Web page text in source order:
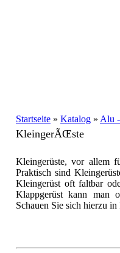
Startseite » Katalog » Alu
KleingerÃŒste
Kleingerüste, vor allem
Praktisch sind
Kleingerüst oft faltbar
Klappgerüst kann man
Schauen Sie sich hierzu